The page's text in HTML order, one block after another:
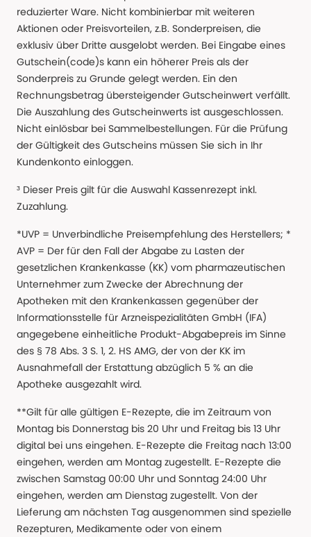
reduzierter Ware. Nicht kombinierbar mit weiteren
Aktionen oder Preisvorteilen, z.B. Sonderpreisen, die
exklusiv über Dritte ausgelobt werden. Bei Eingabe eines
Gutschein(code)s kann ein höherer Preis als der
Sonderpreis zu Grunde gelegt werden. Ein den
Rechnungsbetrag übersteigender Gutscheinwert verfällt.
Die Auszahlung des Gutscheinwerts ist ausgeschlossen.
Nicht einlösbar bei Sammelbestellungen. Für die Prüfung
der Gültigkeit des Gutscheins müssen Sie sich in Ihr
Kundenkonto einloggen.
³ Dieser Preis gilt für die Auswahl Kassenrezept inkl.
Zuzahlung.
*UVP = Unverbindliche Preisempfehlung des Herstellers; *
AVP = Der für den Fall der Abgabe zu Lasten der
gesetzlichen Krankenkasse (KK) vom pharmazeutischen
Unternehmer zum Zwecke der Abrechnung der
Apotheken mit den Krankenkassen gegenüber der
Informationsstelle für Arzneispezialitäten GmbH (IFA)
angegebene einheitliche Produkt-Abgabepreis im Sinne
des § 78 Abs. 3 S. 1, 2. HS AMG, der von der KK im
Ausnahmefall der Erstattung abzüglich 5 % an die
Apotheke ausgezahlt wird.
**Gilt für alle gültigen E-Rezepte, die im Zeitraum von
Montag bis Donnerstag bis 20 Uhr und Freitag bis 13 Uhr
digital bei uns eingehen. E-Rezepte die Freitag nach 13:00
eingehen, werden am Montag zugestellt. E-Rezepte die
zwischen Samstag 00:00 Uhr und Sonntag 24:00 Uhr
eingehen, werden am Dienstag zugestellt. Von der
Lieferung am nächsten Tag ausgenommen sind spezielle
Rezepturen, Medikamente oder von einem